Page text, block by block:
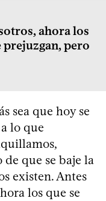
ahora los
prejuzgan, pero
sea que hoy se
lo que
que se baje la
existen. Antes
los que se